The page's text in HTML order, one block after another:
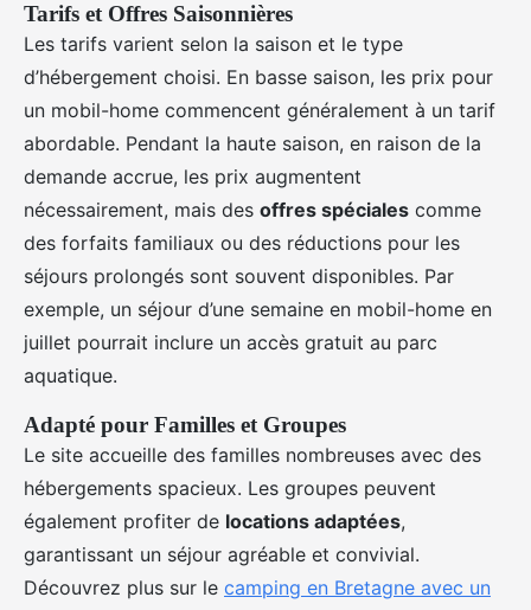
Tarifs et Offres Saisonnières
Les tarifs varient selon la saison et le type
d’hébergement choisi. En basse saison, les prix pour
un mobil-home commencent généralement à un tarif
abordable. Pendant la haute saison, en raison de la
demande accrue, les prix augmentent
nécessairement, mais des offres spéciales comme
des forfaits familiaux ou des réductions pour les
séjours prolongés sont souvent disponibles. Par
exemple, un séjour d’une semaine en mobil-home en
juillet pourrait inclure un accès gratuit au parc
aquatique.
Adapté pour Familles et Groupes
Le site accueille des familles nombreuses avec des
hébergements spacieux. Les groupes peuvent
également profiter de locations adaptées,
garantissant un séjour agréable et convivial.
Découvrez plus sur le camping en Bretagne avec un